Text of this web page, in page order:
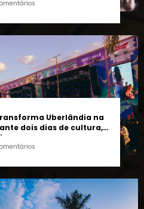
Lucas Cordeiro
Uberlândia na